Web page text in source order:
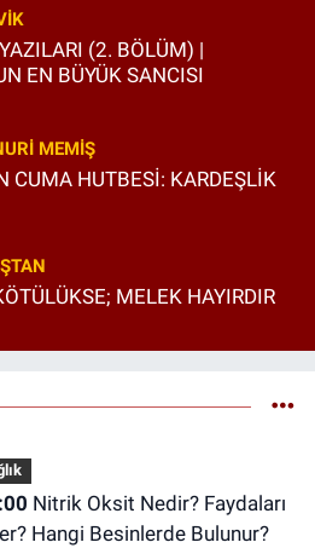
(2. BÖLÜM) |
EN BÜYÜK SANCISI
MEMIŞ
CUMA HUTBESİ: KARDEŞLİK
MELEK HAYIRDIR
Hangi Besinlerde Bulunur?